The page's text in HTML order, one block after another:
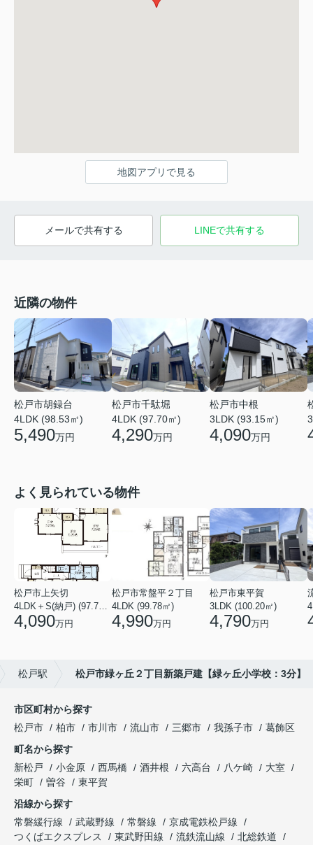
地図アプリで見る
メールで共有する LINEで共有する
近隣の物件
松戸市胡録台
4LDK (98.53㎡)
5,490万円
松戸市千駄堀
4LDK (97.70㎡)
4,290万円
松戸市中根
3LDK (93.15㎡)
4,090万円
よく見られている物件
松戸市上矢切
4LDK＋S(納戸) (97.71㎡)
4,090万円
松戸市常盤平２丁目
4LDK (99.78㎡)
4,990万円
松戸市東平賀
3LDK (100.20㎡)
4,790万円
松戸駅 松戸市緑ヶ丘２丁目新築戸建【緑ヶ丘小学校：3分】
市区町村から探す
松戸市
柏市 市川市 流山市 三郷市 我孫子市
葛飾区
町名から探す
新松戸
小金原 西馬橋 酒井根 六高台 八ケ崎
大室
栄町
曽谷
東平賀
沿線から探す
常磐緩行線
武蔵野線 常磐線
京成電鉄松戸線
つくばエクスプレス
東武野田線 流鉄流山線
北総鉄道